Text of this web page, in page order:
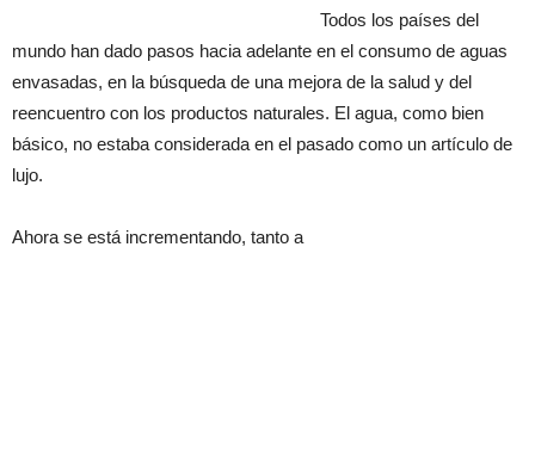
Todos los países del
mundo han dado pasos hacia adelante en el consumo de aguas
envasadas, en la búsqueda de una mejora de la salud y del
reencuentro con los productos naturales. El agua, como bien
básico, no estaba considerada en el pasado como un artículo de
lujo.
Ahora se está incrementando, tanto a